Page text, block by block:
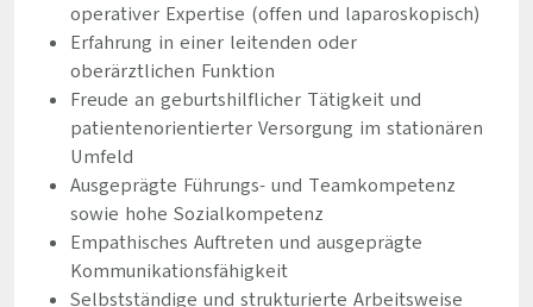
operativer Expertise (offen und laparoskopisch)
Erfahrung in einer leitenden oder
oberärztlichen Funktion
Freude an geburtshilflicher Tätigkeit und
patientenorientierter Versorgung im stationären
Umfeld
Ausgeprägte Führungs- und Teamkompetenz
sowie hohe Sozialkompetenz
Empathisches Auftreten und ausgeprägte
Kommunikationsfähigkeit
Selbstständige und strukturierte Arbeitsweise